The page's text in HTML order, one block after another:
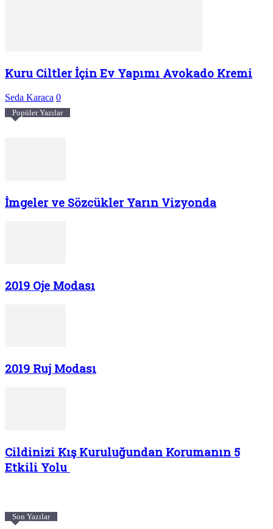
Kuru Ciltler İçin Ev Yapımı Avokado Kremi
Seda Karaca 0
Popüler Yazılar
İmgeler ve Sözcükler Yarın Vizyonda
2019 Oje Modası
2019 Ruj Modası
Cildinizi Kış Kuruluğundan Korumanın 5
Etkili Yolu
Son Yazılar